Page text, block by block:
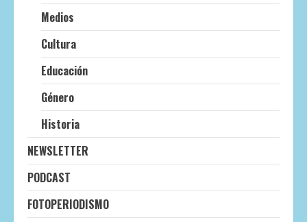
Medios
Cultura
Educación
Género
Historia
NEWSLETTER
PODCAST
FOTOPERIODISMO